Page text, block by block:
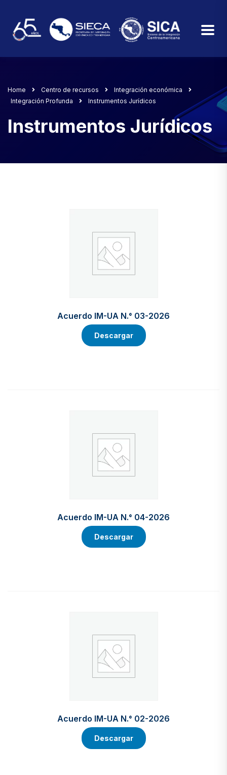
Home Centro de recursos
Integración económica
Integración Profunda
Instrumentos Jurídicos
Instrumentos Jurídicos
Acuerdo IM-UA N.° 03-2026
Descargar
Acuerdo IM-UA N.° 04-2026
Descargar
Acuerdo IM-UA N.° 02-2026
Descargar